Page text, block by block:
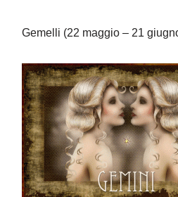
Gemelli (22 maggio – 21